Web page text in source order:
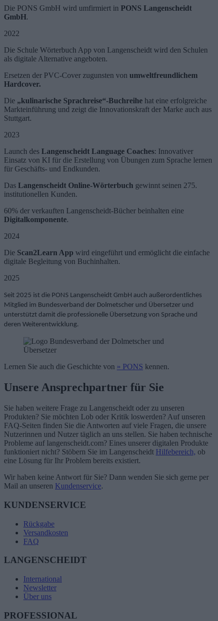
Die PONS GmbH wird umfirmiert in PONS Langenscheidt
GmbH.
2022
Die Schule Wörterbuch App von Langenscheidt wird den Schulen
als digitale Alternative angeboten.
Ersetzen der PVC-Cover zugunsten von umweltfreundlichem
Hardcover.
Die „kulinarische Sprachreise“-Buchreihe hat eine erfolgreiche
Markteinführung und zeigt die Innovationskraft der Marke auch aus
Stuttgart.
2023
Launch des Langenscheidt Language Coaches: Innovativer
Einsatz von KI für die Erstellung von Übungen zum Sprache lernen
für Geschäfts- und Endkunden.
Das Langenscheidt Online-Wörterbuch gewinnt seinen 275.
institutionellen Kunden.
60% der verkauften Langenscheidt-Bücher beinhalten eine
Digitalkomponente.
2024
Die Scan2Learn App wird eingeführt und ermöglicht die einfache
digitale Begleitung von Buchinhalten.
2025
Seit 2025 ist die PONS Langenscheidt GmbH auch außerordentliches
Mitglied im Bundesverband der Dolmetscher und Übersetzer und
unterstützt damit die professionelle Übersetzung von Sprache und
deren Weiterentwicklung.
Lernen Sie auch die Geschichte von » PONS kennen.
Unsere Ansprechpartner für Sie
Sie haben weitere Frage zu Langenscheidt oder zu unseren
Produkten? Sie möchten Lob oder Kritik loswerden? Auf unseren
FAQ-Seiten finden Sie die Antworten auf viele Fragen, die unsere
Nutzerinnen und Nutzer täglich an uns stellen. Sie haben technische
Probleme auf langenscheidt.com? Eines unserer digitalen Produkte
funktioniert nicht? Stöbern Sie im Langenscheidt Hilfebereich, ob
eine Lösung für Ihr Problem bereits existiert.
Wir haben keine Antwort für Sie? Dann wenden Sie sich gerne per
Mail an unseren Kundenservice.
KUNDENSERVICE
Rückgabe
Versandkosten
FAQ
LANGENSCHEIDT
International
Newsletter
Über uns
PROFESSIONAL